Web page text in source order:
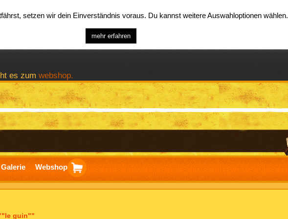
es zum webshop.
Galerie Webshop
guin""
setzen wir dein Einverständnis voraus. Du kannst weitere Auswahloptionen wählen.
mehr erfahren